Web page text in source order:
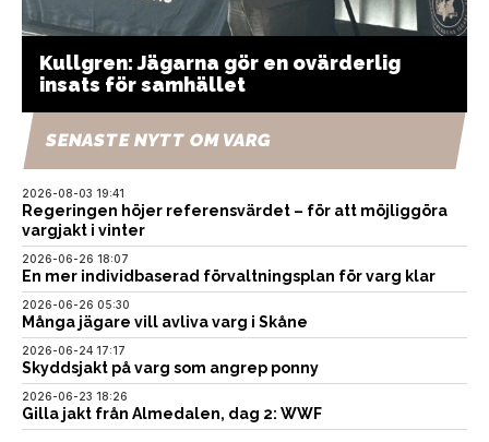
Kullgren: Jägarna gör en ovärderlig
insats för samhället
SENASTE NYTT OM VARG
2026-08-03 19:41
Regeringen höjer referensvärdet – för att möjliggöra
vargjakt i vinter
2026-06-26 18:07
En mer individbaserad förvaltningsplan för varg klar
2026-06-26 05:30
Många jägare vill avliva varg i Skåne
2026-06-24 17:17
Skyddsjakt på varg som angrep ponny
2026-06-23 18:26
Gilla jakt från Almedalen, dag 2: WWF